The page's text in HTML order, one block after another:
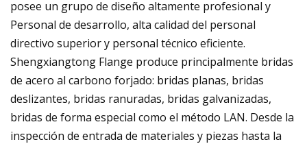
posee un grupo de diseño altamente profesional y
Personal de desarrollo, alta calidad del personal
directivo superior y personal técnico eficiente.
Shengxiangtong Flange produce principalmente bridas
de acero al carbono forjado: bridas planas, bridas
deslizantes, bridas ranuradas, bridas galvanizadas,
bridas de forma especial como el método LAN. Desde la
inspección de entrada de materiales y piezas hasta la